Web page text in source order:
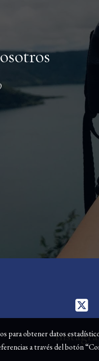
para obtener datos
a través del botón